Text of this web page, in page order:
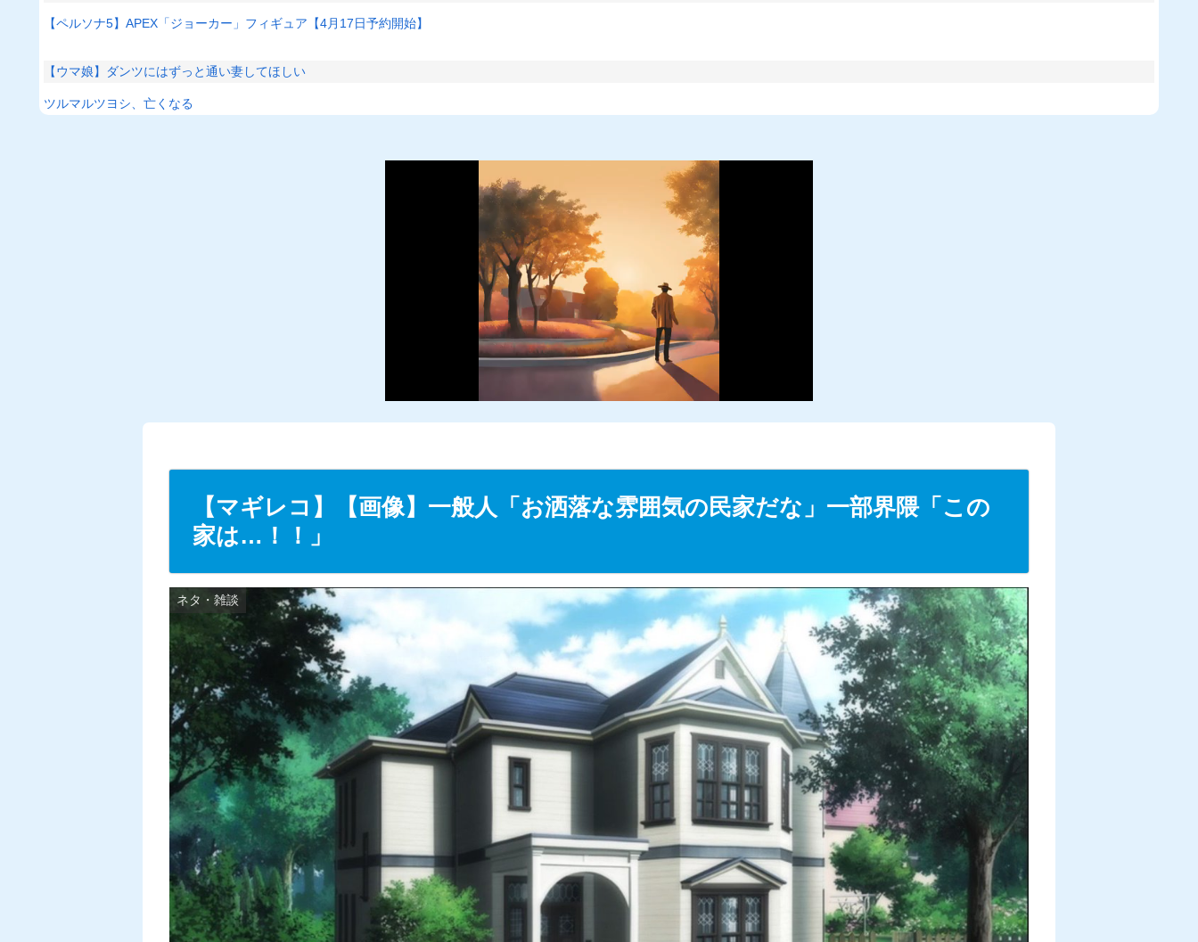
【ペルソナ5】APEX「ジョーカー」フィギュア【4月17日予約開始】
【ウマ娘】ダンツにはずっと通い妻してほしい
ツルマルツヨシ、亡くなる
M
u
t
【マギレコ】【画像】一般人「お洒落な雰囲気の民家だな」一部界隈「この
家は…！！」
ネタ・雑談